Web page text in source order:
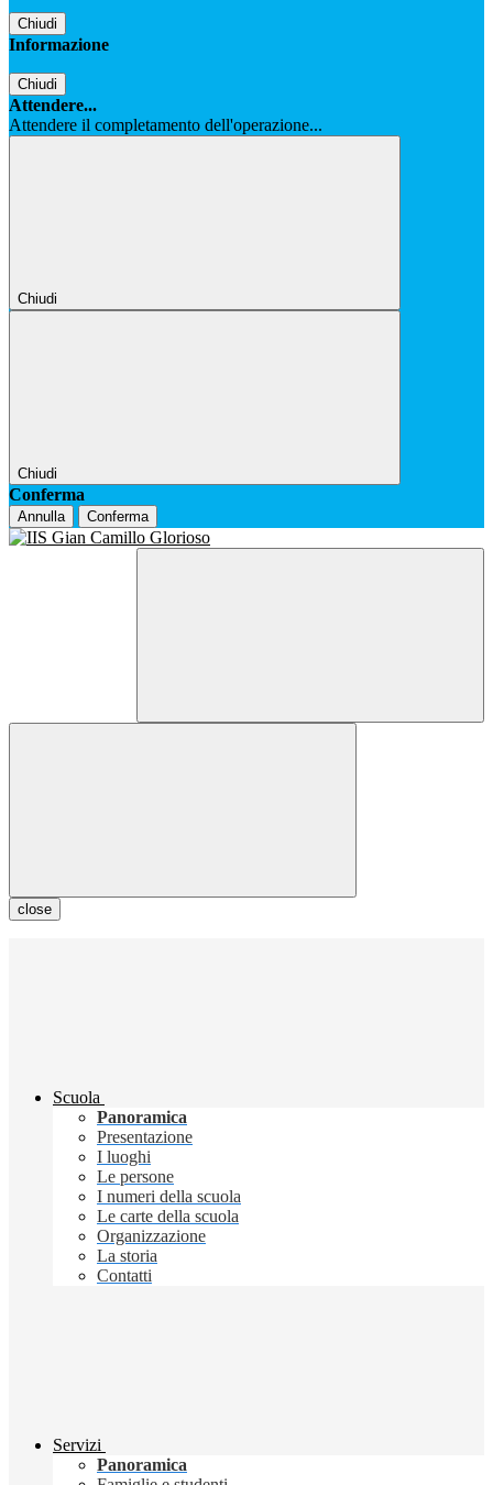
Chiudi
Informazione
Chiudi
Attendere...
Attendere il completamento dell'operazione...
Chiudi
Chiudi
Conferma
Annulla Conferma
close
Scuola
Panoramica
Presentazione
I luoghi
Le persone
I numeri della scuola
Le carte della scuola
Organizzazione
La storia
Contatti
Servizi
Panoramica